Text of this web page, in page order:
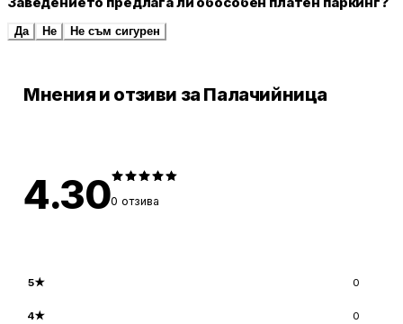
Да Не Не съм сигурен
Мнения и отзиви за Палачийница
4.300 отзива
5★ 0
4★ 0